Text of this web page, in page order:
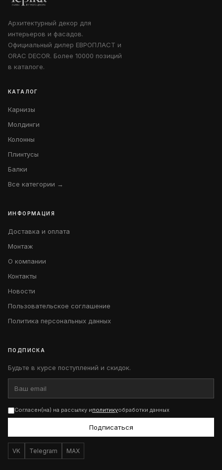
Архитектурный декор для
интерьеров и фасадов.
Официальный дилер ЕВРОПЛАСТ и
ORAC DECOR. Более 10000 позиций
в каталоге.
КАТАЛОГ
Карнизы
Молдинги
Колонны
Плинтусы
Балки
Все категории →
ИНФОРМАЦИЯ
Доставка и оплата
Монтаж
О компании
Контакты
Новости
Пользовательское соглашение
Политика персональных данных
ПОДПИСКА
Будьте в курсе поступлений и скидок.
Согласен(на) на рассылку иполитикуобработки данных
Подписаться
VK Telegram MAX